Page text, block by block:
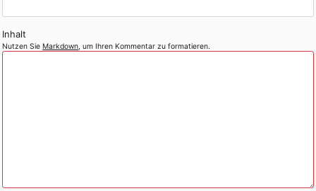
Inhalt
Nutzen Sie Markdown, um Ihren Kommentar zu formatieren.